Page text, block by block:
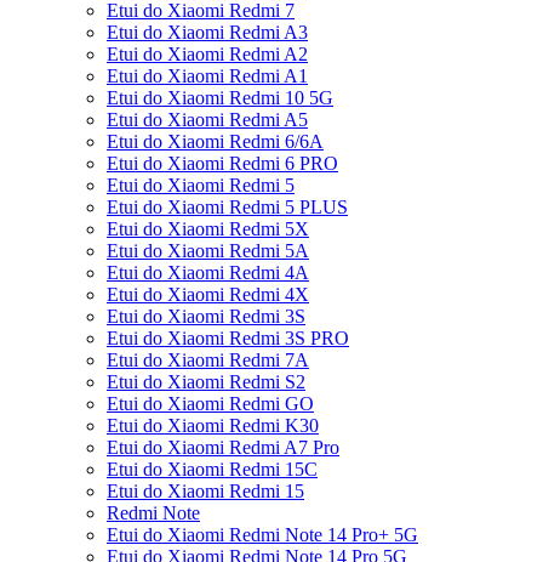
Etui do Xiaomi Redmi 7
Etui do Xiaomi Redmi A3
Etui do Xiaomi Redmi A2
Etui do Xiaomi Redmi A1
Etui do Xiaomi Redmi 10 5G
Etui do Xiaomi Redmi A5
Etui do Xiaomi Redmi 6/6A
Etui do Xiaomi Redmi 6 PRO
Etui do Xiaomi Redmi 5
Etui do Xiaomi Redmi 5 PLUS
Etui do Xiaomi Redmi 5X
Etui do Xiaomi Redmi 5A
Etui do Xiaomi Redmi 4A
Etui do Xiaomi Redmi 4X
Etui do Xiaomi Redmi 3S
Etui do Xiaomi Redmi 3S PRO
Etui do Xiaomi Redmi 7A
Etui do Xiaomi Redmi S2
Etui do Xiaomi Redmi GO
Etui do Xiaomi Redmi K30
Etui do Xiaomi Redmi A7 Pro
Etui do Xiaomi Redmi 15C
Etui do Xiaomi Redmi 15
Redmi Note
Etui do Xiaomi Redmi Note 14 Pro+ 5G
Etui do Xiaomi Redmi Note 14 Pro 5G